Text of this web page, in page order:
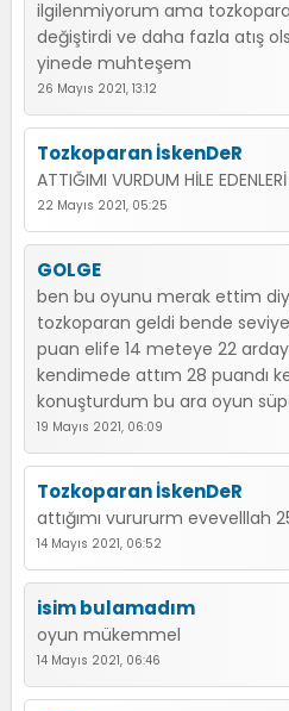
ilgilenmiyorum ama
değiştirdi ve daha fazla atış
yinede muhteşem
26 Mayıs 2021, 13:12
Tozkoparan İskenDeR
ATTIĞIMI VURDUM HİLE
22 Mayıs 2021, 05:25
GOLGE
ben bu oyunu merak ettim
tozkoparan geldi bende
puan elife 14 meteye 22
kendimede attım 28 puandı
konuşturdum bu ara oyun
19 Mayıs 2021, 06:09
Tozkoparan İskenDeR
attığımı vurururm evevelllah
14 Mayıs 2021, 06:52
isim bulamadım
oyun mükemmel
14 Mayıs 2021, 06:46